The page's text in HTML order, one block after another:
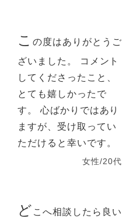
こ の度はありがとうご
ざいました。 コメント
してくださったこと、
とても嬉しかったで
す。 心ばかりではあり
ますが、受け取ってい
ただけると幸いです。
女性/20代
ど こへ相談したら良い